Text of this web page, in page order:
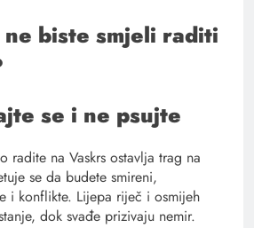
biste smjeli raditi
se i ne psujte
radite na Vaskrs ostavlja trag na
se da budete smireni,
i konflikte. Lijepa riječ i osmijeh
dok svađe prizivaju nemir.